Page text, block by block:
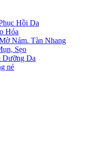
Hồi Da
Hóa
Nám. Tàn Nhang
Sẹo
Dưỡng Da
nẻ